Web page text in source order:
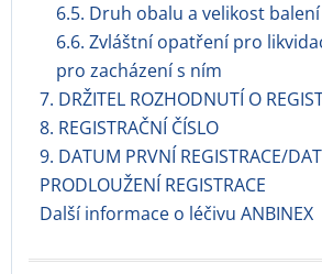
6.5. Druh obalu a velikost balení
6.6. Zvláštní opatření pro
pro zacházení s ním
7. DRŽITEL ROZHODNUTÍ O
8. REGISTRAČNÍ ČÍSLO
9. DATUM PRVNÍ REGISTRACE/
PRODLOUŽENÍ REGISTRACE
Další informace o léčivu ANBINEX